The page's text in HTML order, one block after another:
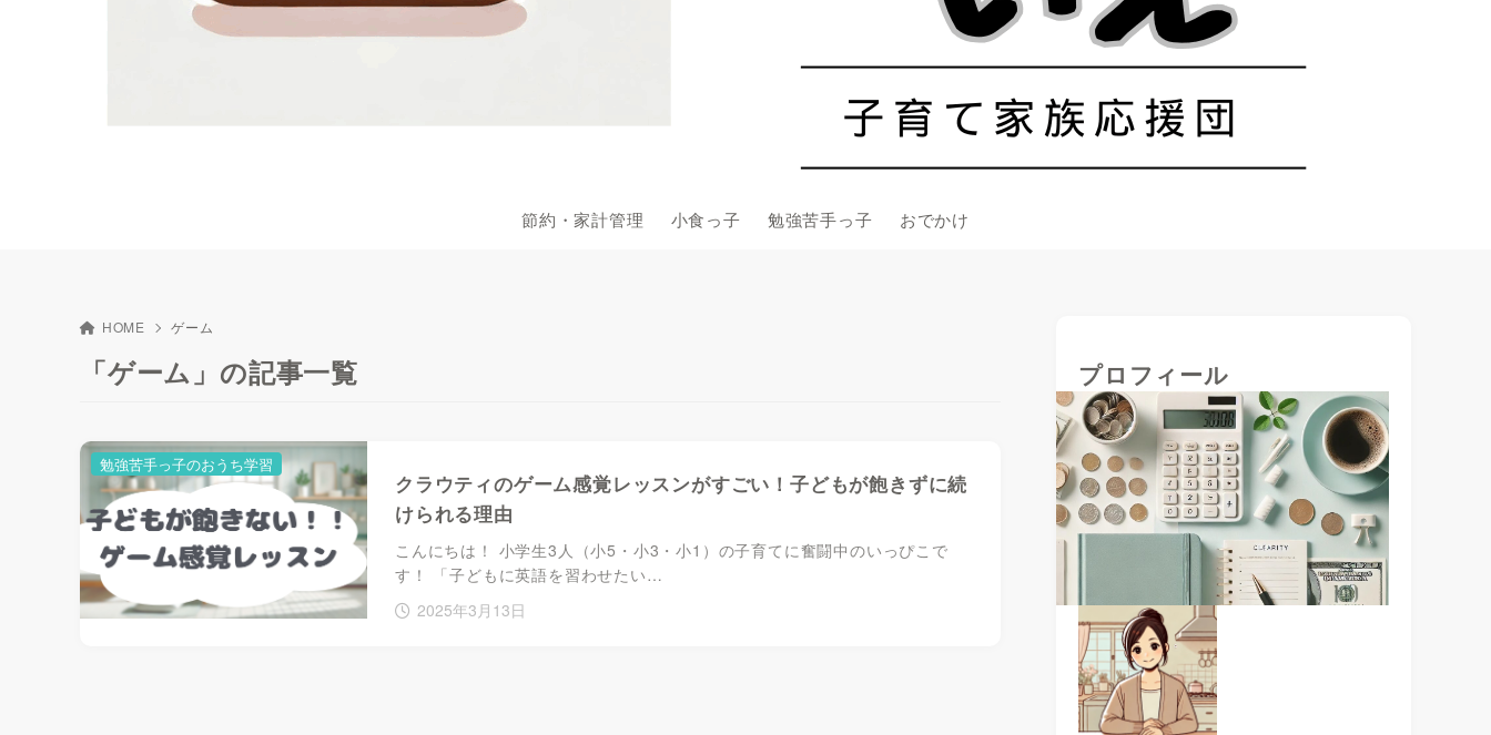
節約・家計管理 小食っ子 勉強苦手っ子 おでかけ
HOME ゲーム
「ゲーム」の記事一覧
クラウティのゲーム感覚レッスンがすごい！子どもが飽きずに続
けられる理由
こんにちは！ 小学生3人（小5・小3・小1）の子育てに奮闘中のいっぴこで
す！ 「子どもに英語を習わせたい…
2025年3月13日
勉強苦手っ子のおうち学習
プロフィール